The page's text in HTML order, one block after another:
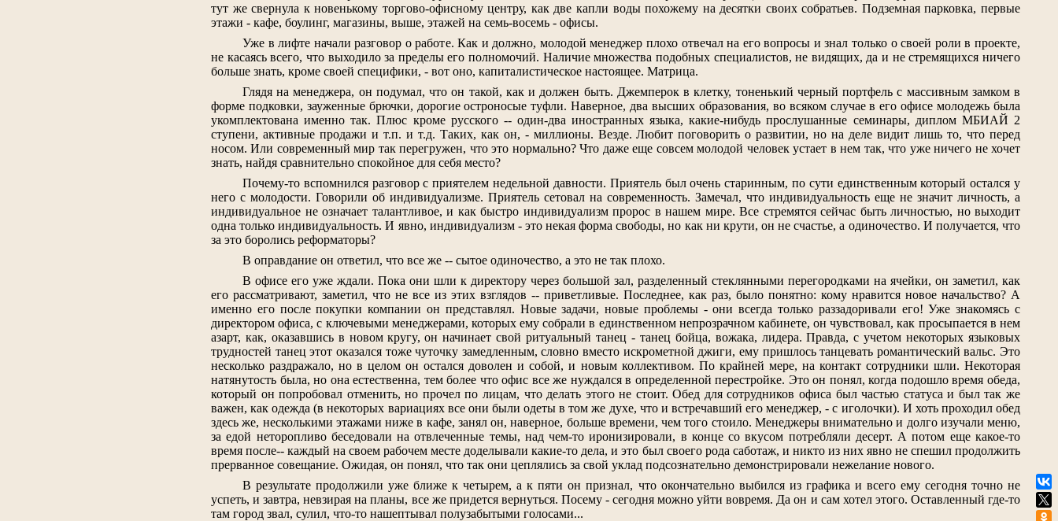
тут же свернула к новенькому торгово-офисному центру, как две капли воды похожему на десятки своих собратьев. Подземная парковка, первые
этажи - кафе, боулинг, магазины, выше, этажей на семь-восемь - офисы.
Уже в лифте начали разговор о работе. Как и должно, молодой менеджер плохо отвечал на его вопросы и знал только о своей роли в проекте,
не касаясь всего, что выходило за пределы его полномочий. Наличие множества подобных специалистов, не видящих, да и не стремящихся ничего
больше знать, кроме своей специфики, - вот оно, капиталистическое настоящее. Матрица.
Глядя на менеджера, он подумал, что он такой, как и должен быть. Джемперок в клетку, тоненький черный портфель с массивным замком в
форме подковки, зауженные брючки, дорогие остроносые туфли. Наверное, два высших образования, во всяком случае в его офисе молодежь была
укомплектована именно так. Плюс кроме русского -- один-два иностранных языка, какие-нибудь прослушанные семинары, диплом МБИАЙ 2
ступени, активные продажи и т.п. и т.д. Таких, как он, - миллионы. Везде. Любит поговорить о развитии, но на деле видит лишь то, что перед
носом. Или современный мир так перегружен, что это нормально? Что даже еще совсем молодой человек устает в нем так, что уже ничего не хочет
знать, найдя сравнительно спокойное для себя место?
Почему-то вспомнился разговор с приятелем недельной давности. Приятель был очень старинным, по сути единственным который остался у
него с молодости. Говорили об индивидуализме. Приятель сетовал на современность. Замечал, что индивидуальность еще не значит личность, а
индивидуальное не означает талантливое, и как быстро индивидуализм пророс в нашем мире. Все стремятся сейчас быть личностью, но выходит
одна только индивидуальность. И явно, индивидуализм - это некая форма свободы, но как ни крути, он не счастье, а одиночество. И получается, что
за это боролись реформаторы?
В оправдание он ответил, что все же -- сытое одиночество, а это не так плохо.
В офисе его уже ждали. Пока они шли к директору через большой зал, разделенный стеклянными перегородками на ячейки, он заметил, как
его рассматривают, заметил, что не все из этих взглядов -- приветливые. Последнее, как раз, было понятно: кому нравится новое начальство? А
именно его после покупки компании он представлял. Новые задачи, новые проблемы - они всегда только раззадоривали его! Уже знакомясь с
директором офиса, с ключевыми менеджерами, которых ему собрали в единственном непрозрачном кабинете, он чувствовал, как просыпается в нем
азарт, как, оказавшись в новом кругу, он начинает свой ритуальный танец - танец бойца, вожака, лидера. Правда, с учетом некоторых языковых
трудностей танец этот оказался тоже чуточку замедленным, словно вместо искрометной джиги, ему пришлось танцевать романтический вальс. Это
несколько раздражало, но в целом он остался доволен и собой, и новым коллективом. По крайней мере, на контакт сотрудники шли. Некоторая
натянутость была, но она естественна, тем более что офис все же нуждался в определенной перестройке. Это он понял, когда подошло время обеда,
который он попробовал отменить, но прочел по лицам, что делать этого не стоит. Обед для сотрудников офиса был частью статуса и был так же
важен, как одежда (в некоторых вариациях все они были одеты в том же духе, что и встречавший его менеджер, - с иголочки). И хоть проходил обед
здесь же, несколькими этажами ниже в кафе, занял он, наверное, больше времени, чем того стоило. Менеджеры внимательно и долго изучали меню,
за едой неторопливо беседовали на отвлеченные темы, над чем-то иронизировали, в конце со вкусом потребляли десерт. А потом еще какое-то
время после-- каждый на своем рабочем месте доделывали какие-то дела, и это был своего рода саботаж, и никто из них явно не спешил продолжить
прерванное совещание. Ожидая, он понял, что так они цеплялись за свой уклад подсознательно демонстрировали нежелание нового.
В результате продолжили уже ближе к четырем, а к пяти он признал, что окончательно выбился из графика и всего ему сегодня точно не
успеть, и завтра, невзирая на планы, все же придется вернуться. Посему - сегодня можно уйти вовремя. Да он и сам хотел этого. Оставленный где-то
там город звал, сулил, что-то нашептывал полузабытыми голосами...